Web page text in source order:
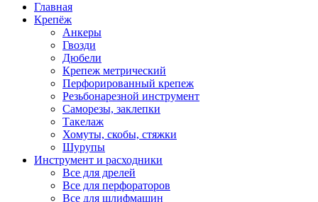
Главная
Крепёж
Анкеры
Гвозди
Дюбели
Крепеж метрический
Перфорированный крепеж
Резьбонарезной инструмент
Саморезы, заклепки
Такелаж
Хомуты, скобы, стяжки
Шурупы
Инструмент и расходники
Все для дрелей
Все для перфораторов
Все для шлифмашин